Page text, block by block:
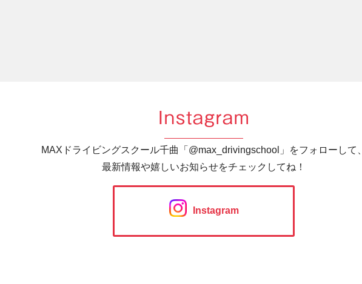
Instagram
MAXドライビングスクール千曲「@max_drivingschool」をフォローして、
最新情報や嬉しいお知らせをチェックしてね！
Instagram